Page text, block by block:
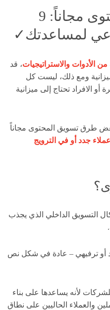
طرق تسويق المحتوى مجاناً: 9
لمساعدتك✓
الأدوات والاستراتيجيات، قد
ومع ذلك، ليست كل
الافراد تحتاج إلى ميزانية
بعض طرق تسويق المحتوى مجاناً
جدد أو في الترويج
التسويق الداخلي الذي يجذب
أو ترفيهي – عادة في شكل نص
لأنه يساعدها على بناء
والعملاء الحاليين على نطاق